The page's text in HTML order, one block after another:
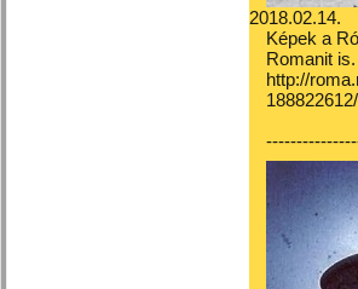
2018.02.14.
Képek a
Romanit is.
http://